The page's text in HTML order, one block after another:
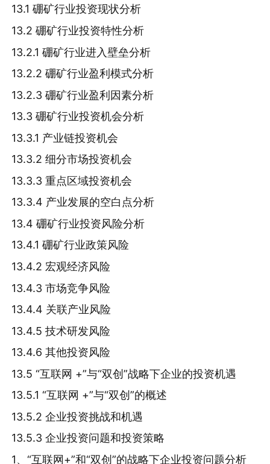
13.1 硼矿行业投资现状分析
13.2 硼矿行业投资特性分析
13.2.1 硼矿行业进入壁垒分析
13.2.2 硼矿行业盈利模式分析
13.2.3 硼矿行业盈利因素分析
13.3 硼矿行业投资机会分析
13.3.1 产业链投资机会
13.3.2 细分市场投资机会
13.3.3 重点区域投资机会
13.3.4 产业发展的空白点分析
13.4 硼矿行业投资风险分析
13.4.1 硼矿行业政策风险
13.4.2 宏观经济风险
13.4.3 市场竞争风险
13.4.4 关联产业风险
13.4.5 技术研发风险
13.4.6 其他投资风险
13.5 “互联网 +”与“双创”战略下企业的投资机遇
13.5.1 “互联网 +”与“双创”的概述
13.5.2 企业投资挑战和机遇
13.5.3 企业投资问题和投资策略
1、“互联网+”和“双创”的战略下企业投资问题分析